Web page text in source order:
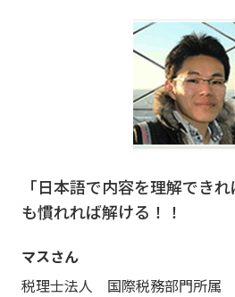
「日本語で内容を理解でき
も慣れれば解ける！！
マスさん
税理士法人 国際税務部門所属